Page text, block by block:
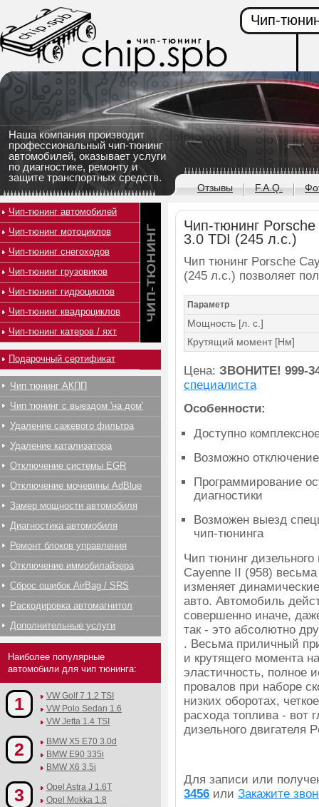
Наша компания производит
профессиональный чип-тюнинг
автомобилей, оказывает услуги
по диагностике, ремонту и
защите транспортных средств.
Чип-
Отзывы F.A.Q.
Чип-тюнинг
3.0 TDI (245 л.с.)
Чип тюнинг Porsche
(245 л.с.) позволяет
Параметр
Мощность [л. с.]
Крутящий момент [Нм]
Цена: ЗВОНИТЕ! 999-
специалиста
Особенности:
Доступно
Возможно
Программирование
диагностики
Возможен выезд
чип-тюнинга
Чип тюнинг
Cayenne II (958)
изменяет
авто. Автомобиль
совершенно иначе,
так - это абсолютно
. Весьма приличный
и крутящего момента
эластичность, полное
провалов при наборе
низких оборотах,
расхода топлива - вот
дизельного двигателя
Для записи или
3456 или Закажите
Чип-тюнинг автомобилей
Чип-тюнинг мотоциклов
Чип-тюнинг снегоходов
Чип-тюнинг грузовиков
Чип-тюнинг гидроциклов
Чип-тюнинг квадроциклов
Чип-тюнинг катеров / яхт
Подарочный сертификат
Чип тюнинг АКПП
Чип тюнинг с выездом 'на дом'
Удаление сажевого фильтра
Удаление катализатора
Отключение системы EGR
Отключение мочевины AdBlue
Замер мощности автомобиля
Диагностика автомобиля
Ремонт блоков управления
Отключение иммобилайзера
Сброс ошибок AirBag / SRS
Раскодировка автомагнитол
Дополнительные услуги
Наиболее популярные
автомобили для чип тюнинга:
1
VW Golf 7 1.2 TSI
VW Polo Sedan 1.6
VW Jetta 1.4 TSI
2
BMW X5 E70 3.0d
BMW E90 335i
BMW X6 3.5i
3
Opel Astra J 1.6T
Opel Mokka 1.8